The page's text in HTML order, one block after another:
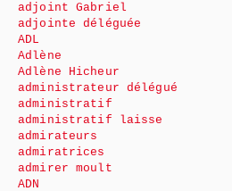
adjoint Gabriel
adjointe déléguée
ADL
Adlène
Adlène Hicheur
administrateur délégué
administratif
administratif laisse
admirateurs
admiratrices
admirer moult
ADN